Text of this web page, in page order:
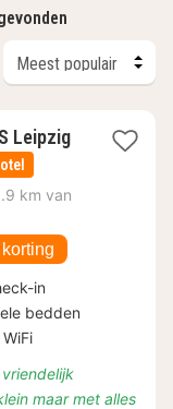
Leipzig
km van
in
bedden
maar met alles